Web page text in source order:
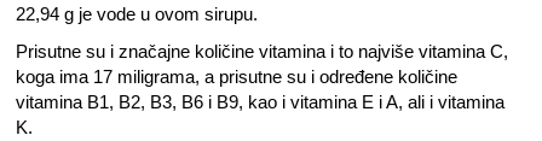
22,94 g je vode u ovom sirupu.
Prisutne su i značajne količine vitamina i to najviše vitamina C,
koga ima 17 miligrama, a prisutne su i određene količine
vitamina B1, B2, B3, B6 i B9, kao i vitamina E i A, ali i vitamina
K.